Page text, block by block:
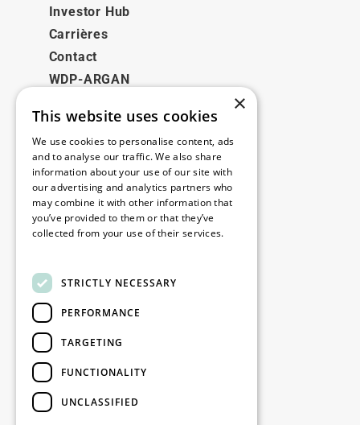
Investor Hub
Carrières
Contact
WDP-ARGAN
Juridique
Disclaimer
Politique de confidentialité
Cookie Policy
Contact
Restez informé
Restez à jour : inscrivez-vous à nos
newsletters Marketing
×
This website uses cookies
We use cookies to personalise content, ads
and to analyse our traffic. We also share
information about your use of our site with
our advertising and analytics partners who
may combine it with other information that
you’ve provided to them or that they’ve
collected from your use of their services.
STRICTLY NECESSARY
PERFORMANCE
TARGETING
FUNCTIONALITY
UNCLASSIFIED